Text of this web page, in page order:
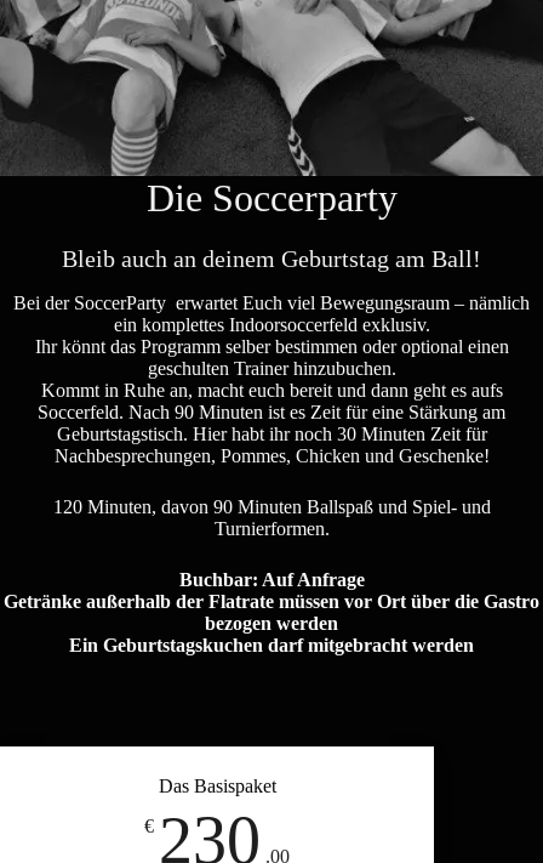
Die Soccerparty
Bleib auch an deinem Geburtstag am Ball!
Bei der SoccerParty erwartet Euch viel Bewegungsraum – nämlich
ein komplettes Indoorsoccerfeld exklusiv.
Ihr könnt das Programm selber bestimmen oder optional einen
geschulten Trainer hinzubuchen.
Kommt in Ruhe an, macht euch bereit und dann geht es aufs
Soccerfeld. Nach 90 Minuten ist es Zeit für eine Stärkung am
Geburtstagstisch. Hier habt ihr noch 30 Minuten Zeit für
Nachbesprechungen, Pommes, Chicken und Geschenke!
120 Minuten, davon 90 Minuten Ballspaß und Spiel- und
Turnierformen.
Buchbar: Auf Anfrage
Getränke außerhalb der Flatrate müssen vor Ort über die Gastro
bezogen werden
Ein Geburtstagskuchen darf mitgebracht werden
Das Basispaket
€ 230 .00